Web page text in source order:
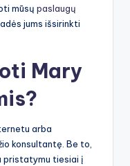
mūsų paslaugų
jums išsirinkti
Mary
arba
konsultantę. Be to,
pristatymu tiesiai į